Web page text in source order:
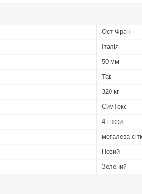
Ост-Фран
Італія
50 мм
Так
320 кг
СимТекс
4 ніжки
металева
Новий
Зелений